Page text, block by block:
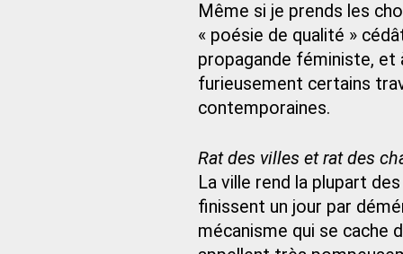
Même si je prends les
« poésie de qualité »
propagande féministe, et
furieusement certains
contemporaines.
Rat des villes et rat des
La ville rend la plupart
finissent un jour par
mécanisme qui se cache